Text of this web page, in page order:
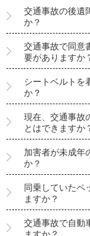
交通事故の後遺
か？
交通事故で同意
要がありますか
シートベルトを
か？
現在、交通事故
とはできますか
加害者が未成年
か？
同乗していたペ
ますか？
交通事故で自動
ますか？